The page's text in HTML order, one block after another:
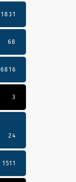
1831
68
6816
3
24
1511